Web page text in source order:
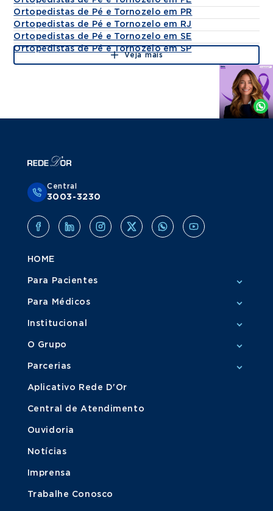
Ortopedistas de Pé e Tornozelo em PR
Ortopedistas de Pé e Tornozelo em RJ
Ortopedistas de Pé e Tornozelo em SE
Ortopedistas de Pé e Tornozelo em SP
Veja mais
Agende
Whatsapp
Central
3003-3230
HOME
Para Pacientes
Para Médicos
Institucional
O Grupo
Parcerias
Aplicativo Rede D'Or
Central de Atendimento
Ouvidoria
Notícias
Imprensa
Trabalhe Conosco